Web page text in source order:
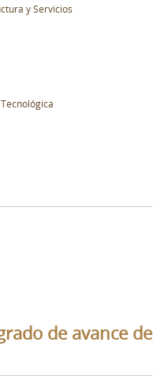
y Servicios
de avance de